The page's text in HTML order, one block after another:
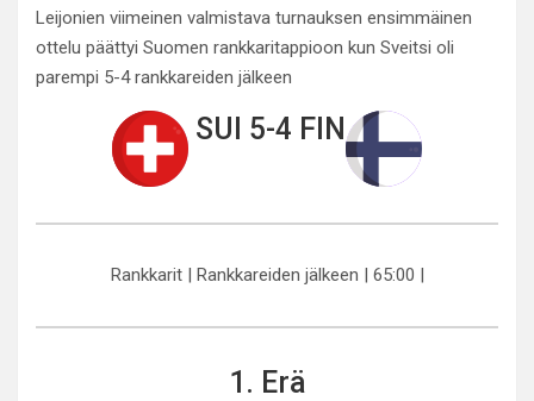
Leijonien viimeinen valmistava turnauksen ensimmäinen
ottelu päättyi Suomen rankkaritappioon kun Sveitsi oli
parempi 5-4 rankkareiden jälkeen
SUI 5-4 FIN
Rankkarit | Rankkareiden jälkeen | 65:00 |
1. Erä